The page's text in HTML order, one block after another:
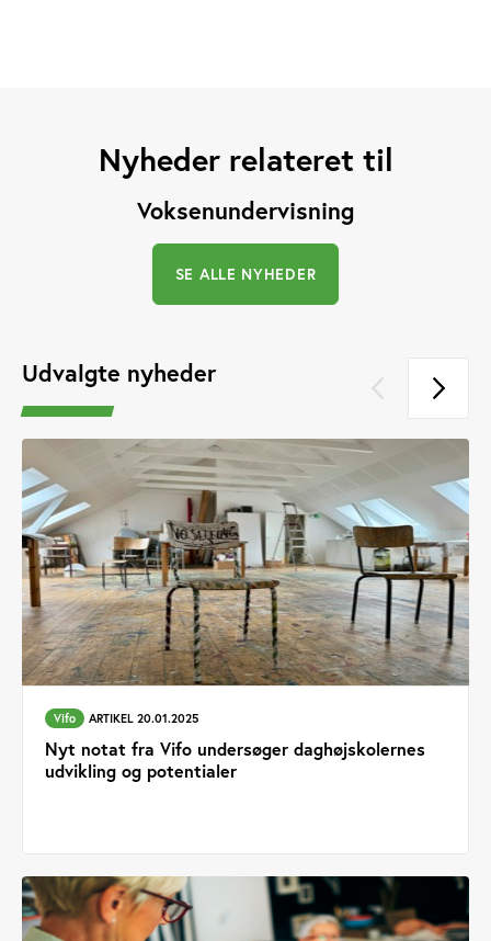
Nyheder relateret til
Voksenundervisning
SE ALLE NYHEDER
Udvalgte nyheder
Vifo ARTIKEL 20.01.2025
Nyt notat fra Vifo undersøger daghøjskolernes
udvikling og potentialer